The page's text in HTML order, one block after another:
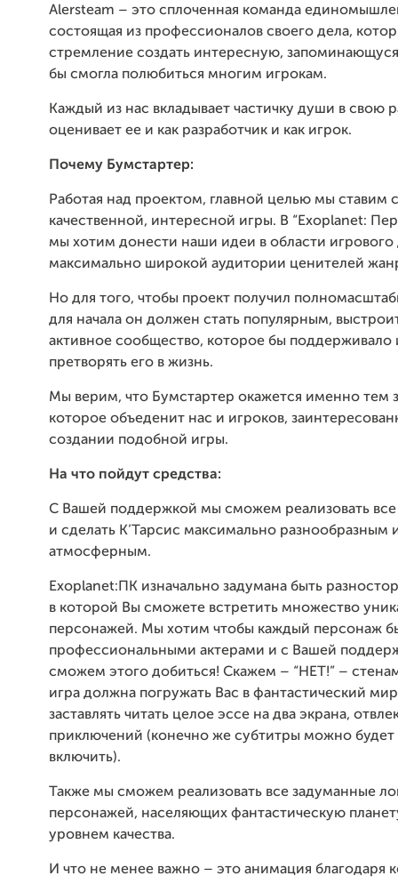
Alersteam – это сплоченная команда
состоящая из профессионалов своего дела,
стремление создать интересную, запоминающуся
бы смогла полюбиться многим игрокам.
Каждый из нас вкладывает частичку души в свою
оценивает ее и как разработчик и как игрок.
Почему Бумстартер:
Работая над проектом, главной целью мы ставим
качественной, интересной игры. В “Exoplanet:
мы хотим донести наши идеи в области игрового
максимально широкой аудитории ценителей
Но для того, чтобы проект получил
для начала он должен стать популярным,
активное сообщество, которое бы поддерживало
претворять его в жизнь.
Мы верим, что Бумстартер окажется именно тем
которое объеденит нас и игроков,
создании подобной игры.
На что пойдут средства:
С Вашей поддержкой мы сможем реализовать
и сделать К’Тарсис максимально разнообразным
атмосферным.
Exoplanet:ПК изначально задумана быть
в которой Вы сможете встретить множество
персонажей. Мы хотим чтобы каждый персонаж
профессиональными актерами и с Вашей
сможем этого добиться! Скажем – “НЕТ!” –
игра должна погружать Вас в фантастический
заставлять читать целое эссе на два экрана,
приключений (конечно же субтитры можно
включить).
Также мы сможем реализовать все задуманные
персонажей, населяющих фантастическую
уровнем качества.
И что не менее важно – это анимация благодаря